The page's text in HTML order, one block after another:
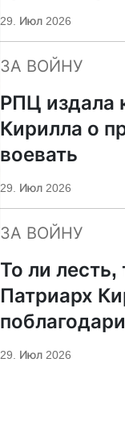
29. Июл 2026
ЗА ВОЙНУ
РПЦ издала
Кирилла о
воевать
29. Июл 2026
ЗА ВОЙНУ
То ли лесть,
Патриарх
защиту
29. Июл 2026